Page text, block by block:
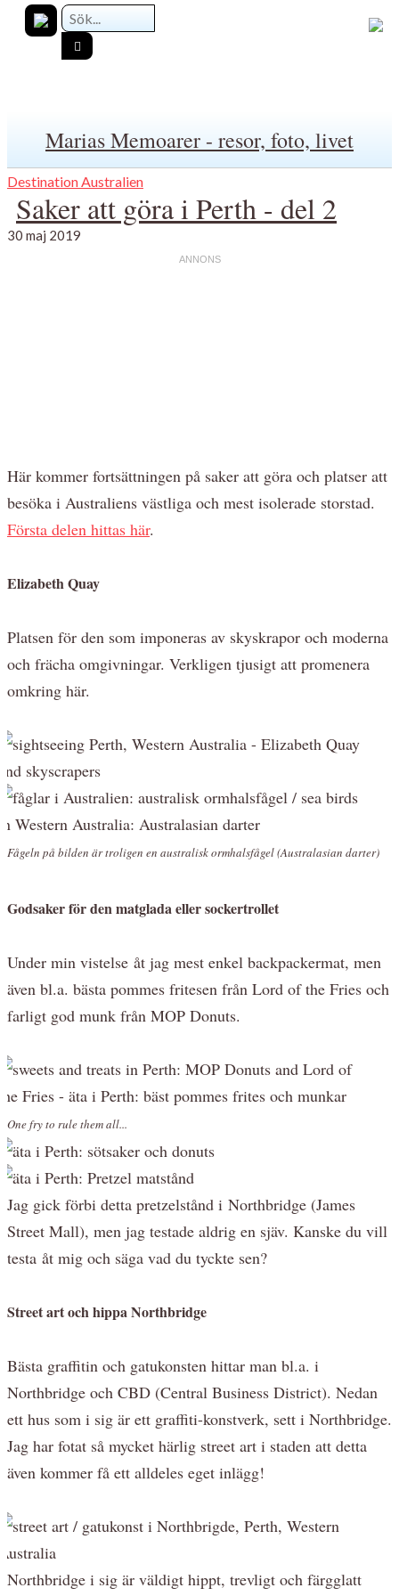
Marias Memoarer - resor, foto, livet
Destination Australien
Saker att göra i Perth - del 2
30 maj 2019
Här kommer fortsättningen på saker att göra och platser att
besöka i Australiens västliga och mest isolerade storstad.
Första delen hittas här.
Elizabeth Quay
Platsen för den som imponeras av skyskrapor och moderna
och frächa omgivningar. Verkligen tjusigt att promenera
omkring här.
Fågeln på bilden är troligen en australisk ormhalsfågel (Australasian darter)
Godsaker för den matglada eller sockertrollet
Under min vistelse åt jag mest enkel backpackermat, men
även bl.a. bästa pommes fritesen från Lord of the Fries och
farligt god munk från MOP Donuts.
One fry to rule them all...
Jag gick förbi detta pretzelstånd i Northbridge (James
Street Mall), men jag testade aldrig en sjäv. Kanske du vill
testa åt mig och säga vad du tyckte sen?
Street art och hippa Northbridge
Bästa graffitin och gatukonsten hittar man bl.a. i
Northbridge och CBD (Central Business District). Nedan
ett hus som i sig är ett graffiti-konstverk, sett i Northbridge.
Jag har fotat så mycket härlig street art i staden att detta
även kommer få ett alldeles eget inlägg!
Northbridge i sig är väldigt hippt, trevligt och färgglatt